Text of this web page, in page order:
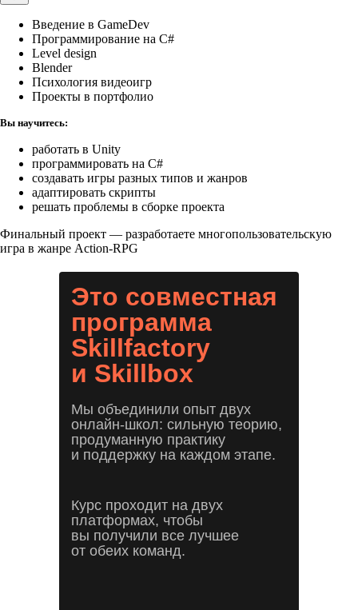
Введение в GameDev
Программирование на C#
Level design
Blender
Психология видеоигр
Проекты в портфолио
Вы научитесь:
работать в Unity
программировать на C#
создавать игры разных типов и жанров
адаптировать скрипты
решать проблемы в сборке проекта
Финальный проект — разработаете многопользовательскую
игра в жанре Action-RPG
Это совместная
программа
Skillfactory
и Skillbox
Мы объединили опыт двух
онлайн-школ: сильную теорию,
продуманную практику
и поддержку на каждом этапе.
Курс проходит на двух
платформах, чтобы
вы получили все лучшее
от обеих команд.